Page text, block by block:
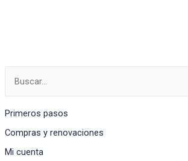
Primeros pasos
Compras y renovaciones
Mi cuenta
Sites?